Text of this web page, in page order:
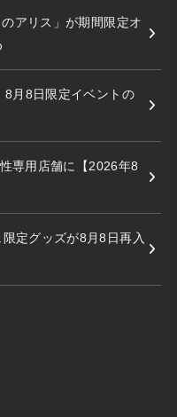
アリス」が期間限定オ
8月8日限定イベントの
専用店舗に【2026年8
定グッズが8月8日再入